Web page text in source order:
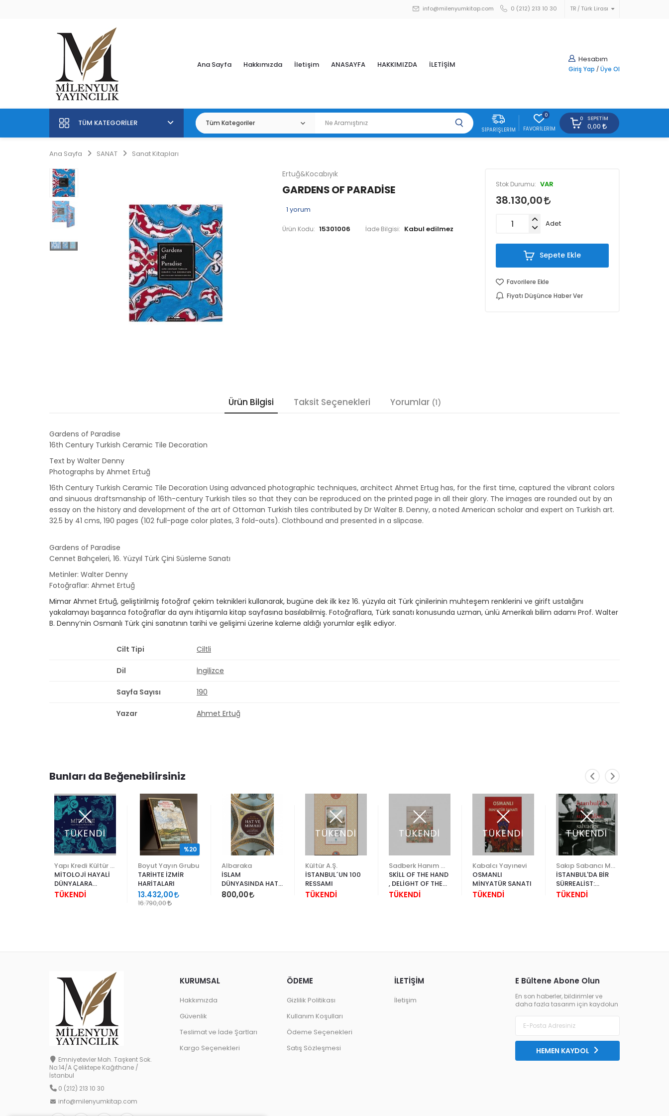
TR Türk Lirası
info@milenyumkitap.com 0 (212) 213 10 30
Hesabım
Giriş Yap / Üye Ol
Ana Sayfa Hakkımızda İletişim ANASAYFA HAKKIMIZDA İLETİŞİM
TÜM KATEGORILER
SIPARIŞLERIM
0
FAVORILERIM
0 SEPETIM
0,00
Ana Sayfa SANAT Sanat Kitapları
Ertuğ&Kocabıyık
GARDENS OF PARADİSE
1 yorum
Ürün Kodu: 15301006 İade Bilgisi:
Stok Durumu: VAR
38.130,00
Adet
Sepete Ekle
Favorilere Ekle
Fiyatı Düşünce Haber Ver
Ürün Bilgisi Taksit Seçenekleri Yorumlar (1)
Gardens of Paradise
16th Century Turkish Ceramic Tile Decoration
Text by Walter Denny
Photographs by Ahmet Ertuğ
16th Century Turkish Ceramic Tile Decoration Using advanced photographic techniques, architect Ahmet Ertug has, for the first time, captured the vibrant colors
and sinuous draftsmanship of 16th-century Turkish tiles so that they can be reproduced on the printed page in all their glory. The images are rounded out by an
essay on the history and development of the art of Ottoman Turkish tiles contributed by Dr Walter B. Denny, a noted American scholar and expert on Turkish art.
32.5 by 41 cms, 190 pages (102 full-page color plates, 3 fold-outs). Clothbound and presented in a slipcase.
Gardens of Paradise
Cennet Bahçeleri, 16. Yüzyıl Türk Çini Süsleme Sanatı
Metinler: Walter Denny
Fotoğraflar: Ahmet Ertuğ
Mimar Ahmet Ertuğ, geliştirilmiş fotoğraf çekim teknikleri kullanarak, bugüne dek ilk kez 16. yüzyıla ait Türk çinilerinin muhteşem renklerini ve girift ustalığını
yakalamayı başarınca fotoğraflar da aynı ihtişamla kitap sayfasına basılabilmiş. Fotoğraflara, Türk sanatı konusunda uzman, ünlü Amerikalı bilim adamı Prof. Walter
B. Denny’nin Osmanlı Türk çini sanatının tarihi ve gelişimi üzerine kaleme aldığı yorumlar eşlik ediyor.
Cilt Tipi Ciltli
Dil İngilizce
Sayfa Sayısı 190
Yazar Ahmet Ertuğ
Bunları da Beğenebilirsiniz
TÜKENDİ
MİTOLOJİ HAYALİ
DÜNYALARA
EKSİKSİZ REHBER
TÜKENDİ
Boyut Yayın Grubu
TARİHTE İZMİR
HARİTALARI
13.432,00
16.790,00
%20
Albaraka
İSLAM
DÜNYASINDA HAT
VE MİMARİ
800,00
TÜKENDİ
Kültür A.Ş.
İSTANBUL´UN 100
RESSAMI
TÜKENDİ
TÜKENDİ
SKİLL OF THE HAND
, DELİGHT OF THE
EYE
TÜKENDİ
TÜKENDİ
Kabalcı Yayınevi
OSMANLI
MİNYATÜR SANATI
TÜKENDİ
TÜKENDİ
İSTANBUL'DA BİR
SÜRREALİST:
SALVADOR DALİ
TÜKENDİ
Emniyetevler Mah. Taşkent Sok.
No:14/A Çeliktepe Kağıthane /
İstanbul
0 (212) 213 10 30
info@milenyumkitap.com
E Bültene Abone Olun
En son haberler, bildirimler ve
daha fazla tasarım için kaydolun
HEMEN KAYDOL
KURUMSAL
Hakkımızda
Güvenlik
Teslimat ve İade Şartları
Kargo Seçenekleri
ÖDEME
Gizlilik Politikası
Kullanım Koşulları
Ödeme Seçenekleri
Satış Sözleşmesi
İLETİŞİM
İletişim